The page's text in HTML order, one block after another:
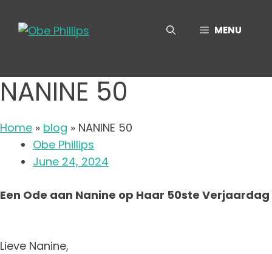
MENU
NANINE 50
Home » blog » NANINE 50
Obe Phillips
June 24, 2024
Een Ode aan Nanine op Haar 50ste Verjaardag
Lieve Nanine,